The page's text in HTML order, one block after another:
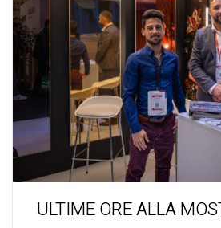
ULTIME ORE ALLA